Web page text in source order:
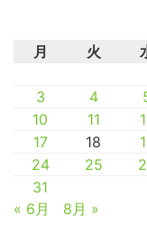
月
火
3
4
10
11
17
18
24
25
31
« 6月
8月 »